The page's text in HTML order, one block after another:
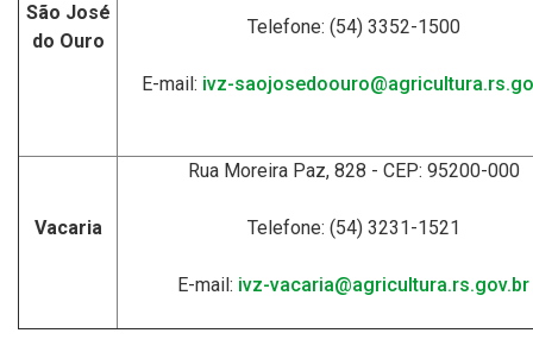
São José
do Ouro
Telefone: (54) 3352-1500
E-mail: ivz-
Vacaria
Rua Moreira Paz, 828 - CEP: 95200-000
Telefone: (54) 3231-1521
E-mail: ivz-vacaria@agricultura.rs.gov.br